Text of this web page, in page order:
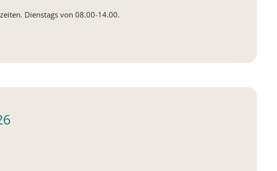
Dienstags von 08.00-14.00.